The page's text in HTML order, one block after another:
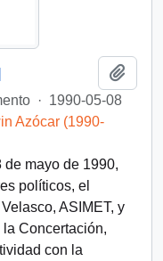
· 1990-05-08
Azócar (1990-
mayo de 1990,
políticos, el
ASIMET, y
Concertación,
con la